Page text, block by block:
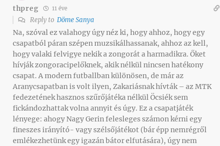
thpreg 11 éve
Reply to Döme Sanya
Na, szóval ez valahogy úgy néz ki, hogy ahhoz, hogy egy
csapatból páran szépen muzsikálhassanak, ahhoz az kell,
hogy valaki felvigye nekik a zongorát a harmadikra. Őket
hívják zongoracipelőknek, akik nélkül nincsen hatékony
csapat. A modern futballban különösen, de már az
Aranycsapatban is volt ilyen, Zakariásnak hívták – az MTK
fedezetének hasznos szűrőjátéka nélkül Öcsiék sem
fickándozhattak volna annyit és úgy. Ez a csapatjáték
lényege: ahogy Nagy Gerin felesleges számon kérni egy
fineszes irányító- vagy szélsőjátékot (bár épp nemrégről
emlékezhetünk egy igazán bátor elfutására), úgy nem